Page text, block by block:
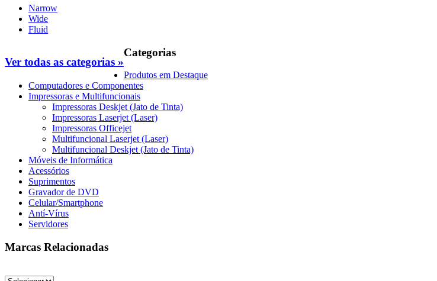
Narrow
Wide
Fluid
Ver todas as categorias »
Categorias
Produtos em Destaque
Computadores e Componentes
Impressoras e Multifuncionais
Impressoras Deskjet (Jato de Tinta)
Impressoras Laserjet (Laser)
Impressoras Officejet
Multifuncional Laserjet (Laser)
Multifuncional Deskjet (Jato de Tinta)
Móveis de Informática
Acessórios
Suprimentos
Gravador de DVD
Celular/Smartphone
Antí-Vírus
Servidores
Marcas Relacionadas